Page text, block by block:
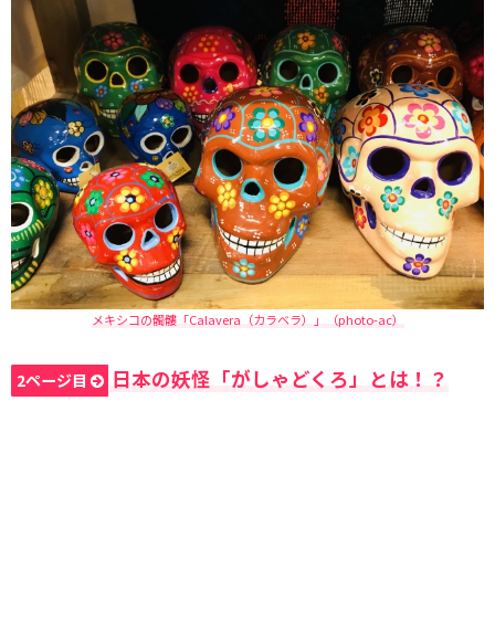
メキシコの髑髏「Calavera（カラベラ）」（photo-ac）
2ページ目 日本の妖怪「がしゃどくろ」とは！？